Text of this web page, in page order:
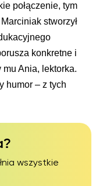
połączenie, tym
stworzył
konkretne i
mu Ania, lektorka.
humor – z tych
wszystkie